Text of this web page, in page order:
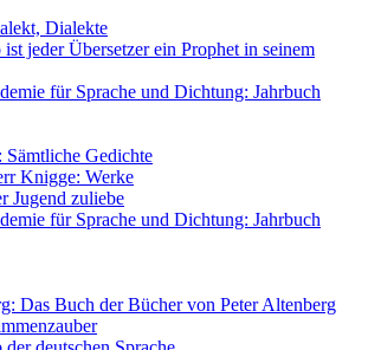
Dialekte
jeder Übersetzer ein Prophet in seinem
für Sprache und Dichtung: Jahrbuch
Sämtliche Gedichte
Knigge: Werke
Jugend zuliebe
für Sprache und Dichtung: Jahrbuch
Das Buch der Bücher von Peter Altenberg